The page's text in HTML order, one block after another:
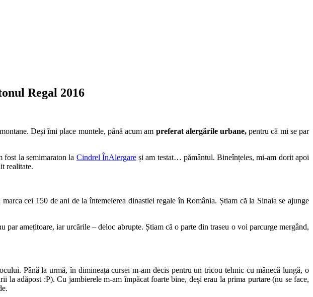
Regal 2016
Deși îmi place muntele, până acum am preferat alergările urbane,pentru că mi se par
fost la semimaraton la Cindrel ÎnAlergareși am testat… pământul. Bineînțeles, mi-am dorit apoi
realitate.
cei 150 de ani de la întemeierea dinastiei regale în România. Știam că la Sinaia se ajunge
amețitoare, iar urcările – deloc abrupte. Știam că o parte din traseu o voi parcurge mergând,
Până la urmă, în dimineața cursei m-am decis pentru un tricou tehnic cu mânecă lungă, o
adăpost :P). Cu jambierele m-am împăcat foarte bine, deși erau la prima purtare (nu se face,